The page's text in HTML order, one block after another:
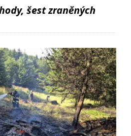
šest zraněných